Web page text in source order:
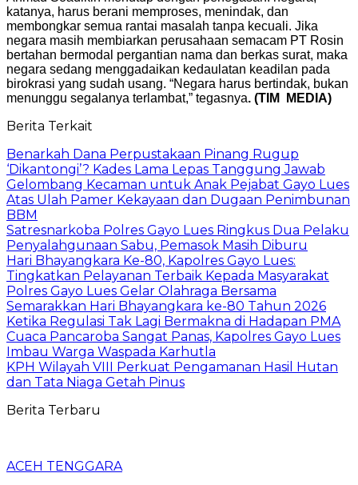
katanya, harus berani memproses, menindak, dan
membongkar semua rantai masalah tanpa kecuali. Jika
negara masih membiarkan perusahaan semacam PT Rosin
bertahan bermodal pergantian nama dan berkas surat, maka
negara sedang menggadaikan kedaulatan keadilan pada
birokrasi yang sudah usang. “Negara harus bertindak, bukan
menunggu segalanya terlambat,” tegasnya. (TIM MEDIA)
Berita Terkait
Benarkah Dana Perpustakaan Pinang Rugup
‘Dikantongi’? Kades Lama Lepas Tanggung Jawab
Gelombang Kecaman untuk Anak Pejabat Gayo Lues
Atas Ulah Pamer Kekayaan dan Dugaan Penimbunan
BBM
Satresnarkoba Polres Gayo Lues Ringkus Dua Pelaku
Penyalahgunaan Sabu, Pemasok Masih Diburu
Hari Bhayangkara Ke-80, Kapolres Gayo Lues:
Tingkatkan Pelayanan Terbaik Kepada Masyarakat
Polres Gayo Lues Gelar Olahraga Bersama
Semarakkan Hari Bhayangkara ke-80 Tahun 2026
Ketika Regulasi Tak Lagi Bermakna di Hadapan PMA
Cuaca Pancaroba Sangat Panas, Kapolres Gayo Lues
Imbau Warga Waspada Karhutla
KPH Wilayah VIII Perkuat Pengamanan Hasil Hutan
dan Tata Niaga Getah Pinus
Berita Terbaru
ACEH TENGGARA